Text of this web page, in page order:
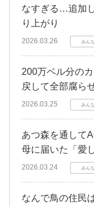
なすぎる…追加
り上がり
2026.03.26 みん
200万ベル分の
戻して全部腐ら
2026.03.25 みん
あつ森を通して
母に届いた「愛
2026.03.24 みん
なんで鳥の住民